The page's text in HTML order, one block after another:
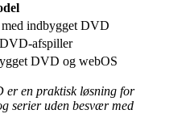
indbygget DVD
afspiller
DVD og webOS
er en praktisk løsning for
serier uden besvær med